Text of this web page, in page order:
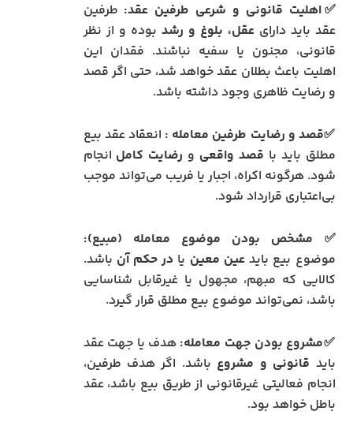
✅اهلیت قانونی و شرعی طرفین عقد: طرفین
عقد باید دارایعقل، بلوغ و رشد بوده و از نظر
قانونی، مجنون یا سفیه نباشند. فقدان این
اهلیت باعث بطلان عقد خواهد شد، حتی اگر قصد
و رضایت ظاهری وجود داشته باشد.
✅قصد و رضایت طرفین معامله : انعقاد عقد بیع
مطلق باید با قصد واقعی و رضایت کامل انجام
شود. هرگونه اکراه، اجبار یا فریب می‌تواند موجب
بی‌اعتباری قرارداد شود.
✅ مشخص بودن موضوع معامله (مبیع):
موضوع بیع بایدعین معین یا در حکم آن باشد.
کالایی که مبهم، مجهول یا غیرقابل شناسایی
باشد، نمی‌تواند موضوع بیع مطلق قرار گیرد.
✅مشروع بودن جهت معامله:هدف یا جهت عقد
باید قانونی و مشروع باشد. اگر هدف طرفین،
انجام فعالیتی غیرقانونی از طریق بیع باشد، عقد
باطل خواهد بود.